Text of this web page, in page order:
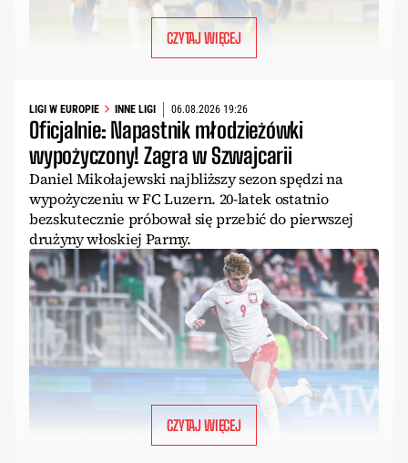
CZYTAJ WIĘCEJ
LIGI W EUROPIE INNE LIGI 06.08.2026 19:26
Oficjalnie: Napastnik młodzieżówki
wypożyczony! Zagra w Szwajcarii
Daniel Mikołajewski najbliższy sezon spędzi na
wypożyczeniu w FC Luzern. 20-latek ostatnio
bezskutecznie próbował się przebić do pierwszej
drużyny włoskiej Parmy.
CZYTAJ WIĘCEJ